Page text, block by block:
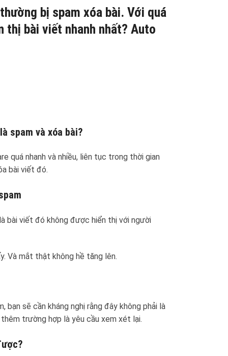
bị spam xóa bài. Với quá
thị bài viết nhanh nhất? Auto
spam và xóa bài?
quá nhanh và nhiều, liên tục trong thời gian
bài viết đó.
bài viết đó không được hiển thị với người
Và mắt thật không hề tăng lên.
bạn sẽ cần kháng nghị rằng đây không phải là
trường hợp là yêu cầu xem xét lại.